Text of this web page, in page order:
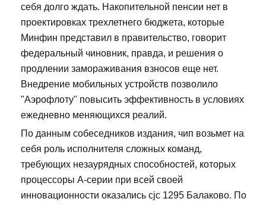
себя долго ждать. Накопительной пенсии нет в
проектировках трехлетнего бюджета, которые
Минфин представил в правительство, говорит
федеральный чиновник, правда, и решения о
продлении замораживания взносов еще нет.
Внедрение мобильных устройств позволило
"Аэрофлоту" повысить эффективность в условиях
ежедневно меняющихся реалий.
По данным собеседников издания, чип возьмет на
себя роль исполнителя сложных команд,
требующих незаурядных способностей, которых
процессоры А-серии при всей своей
инновационности оказались cjc 1295 Балаково. По